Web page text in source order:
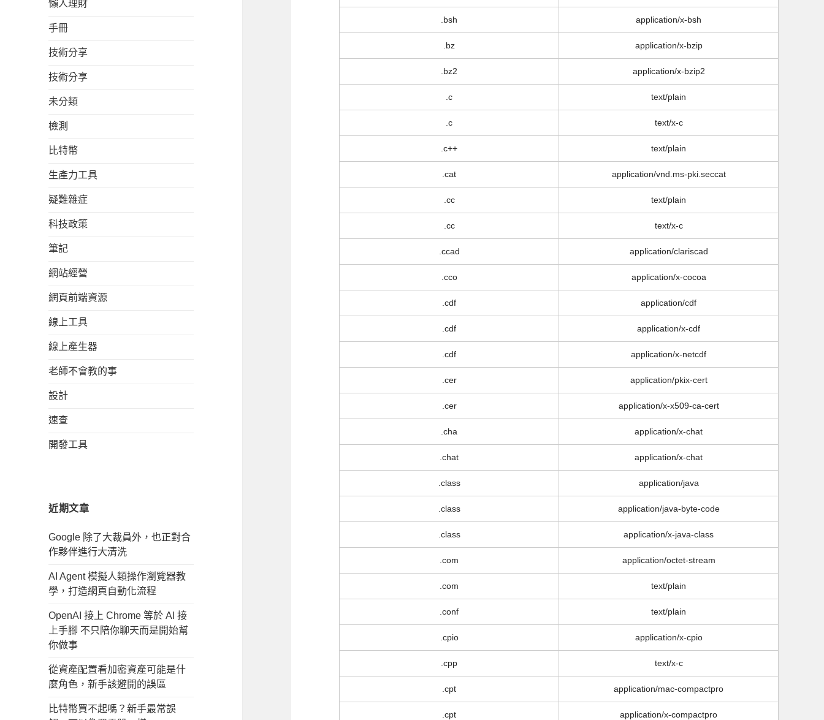
懶人理財
手冊
技術分享
技術分享
未分類
檢測
比特幣
生產力工具
疑難雜症
科技政策
筆記
網站經營
網頁前端資源
線上工具
線上產生器
老師不會教的事
設計
速查
開發工具
近期文章
Google 除了大裁員外，也正對合
作夥伴進行大清洗
AI Agent 模擬人類操作瀏覽器教
學，打造網頁自動化流程
OpenAI 接上 Chrome 等於 AI 接
上手腳 不只陪你聊天而是開始幫
你做事
從資產配置看加密資產可能是什
麼角色，新手該避開的誤區
比特幣買不起嗎？新手最常誤
.bsh application/x-bsh
.bz application/x-bzip
.bz2 application/x-bzip2
.c text/plain
.c text/x-c
.c++ text/plain
.cat application/vnd.ms-pki.seccat
.cc text/plain
.cc text/x-c
.ccad application/clariscad
.cco application/x-cocoa
.cdf application/cdf
.cdf application/x-cdf
.cdf application/x-netcdf
.cer application/pkix-cert
.cer application/x-x509-ca-cert
.cha application/x-chat
.chat application/x-chat
.class application/java
.class application/java-byte-code
.class application/x-java-class
.com application/octet-stream
.com text/plain
.conf text/plain
.cpio application/x-cpio
.cpp text/x-c
.cpt application/mac-compactpro
.cpt application/x-compactpro